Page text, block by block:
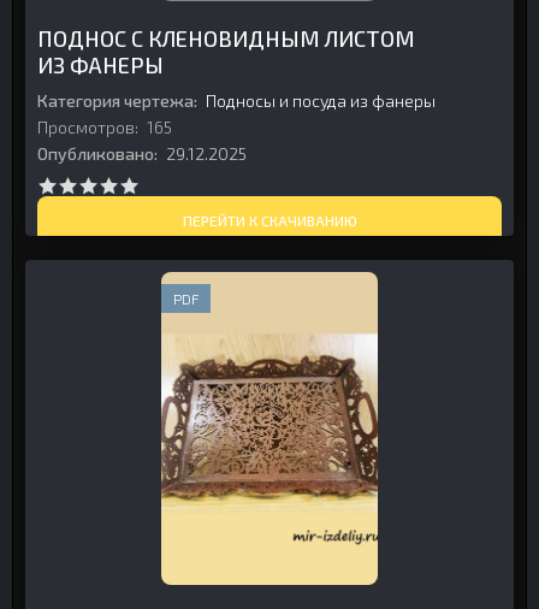
ПОДНОС С КЛЕНОВИДНЫМ ЛИСТОМ
ИЗ ФАНЕРЫ
Категория чертежа: Подносы и посуда из фанеры
Просмотров: 165
Опубликовано: 29.12.2025
ПЕРЕЙТИ К СКАЧИВАНИЮ
PDF